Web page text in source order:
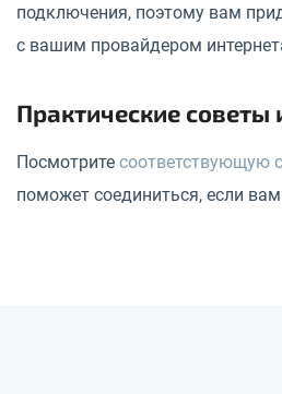
подключения, поэтому вам
с вашим провайдером
Практические советы
Посмотрите соответствующую
поможет соединиться, если